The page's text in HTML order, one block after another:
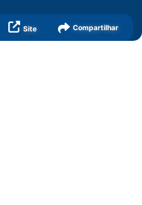
Site Compartilhar